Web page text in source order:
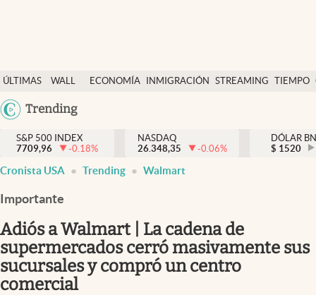
ÚLTIMAS
NOTICIAS
WALL
DÓLAR
ECONOMÍA INMIGRACIÓN STREAMING TIEMPO
México
Trending
Finanzas y economía
Wall Street y dólar
Inmigración
Espiritual
Streaming
S&P 500 INDEX
7709,96
-0.18%
NASDAQ
26.348,35
-0.06%
DÓLAR
$ 1520
Cronista USA Trending Walmart
Importante
Adiós a Walmart | La cadena de
supermercados cerró masivamente sus
sucursales y compró un centro
comercial